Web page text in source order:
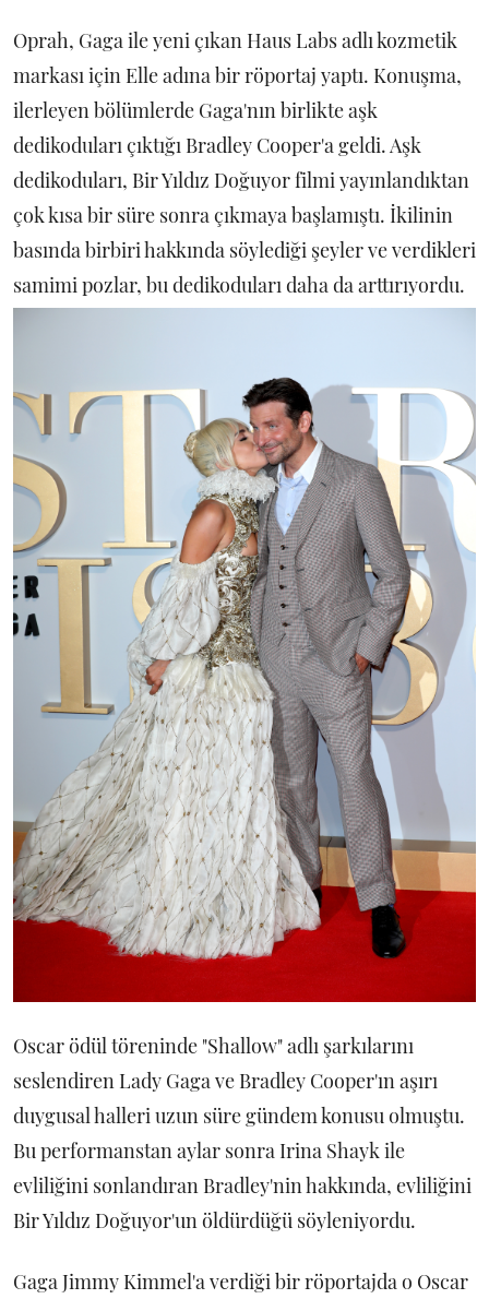
Oprah, Gaga ile yeni çıkan Haus Labs adlı kozmetik
markası için Elle adına bir röportaj yaptı. Konuşma,
ilerleyen bölümlerde Gaga'nın birlikte aşk
dedikoduları çıktığı Bradley Cooper'a geldi. Aşk
dedikoduları, Bir Yıldız Doğuyor filmi yayınlandıktan
çok kısa bir süre sonra çıkmaya başlamıştı. İkilinin
basında birbiri hakkında söylediği şeyler ve verdikleri
samimi pozlar, bu dedikoduları daha da arttırıyordu.
Oscar ödül töreninde "Shallow" adlı şarkılarını
seslendiren Lady Gaga ve Bradley Cooper'ın aşırı
duygusal halleri uzun süre gündem konusu olmuştu.
Bu performanstan aylar sonra Irina Shayk ile
evliliğini sonlandıran Bradley'nin hakkında, evliliğini
Bir Yıldız Doğuyor'un öldürdüğü söyleniyordu.
Gaga Jimmy Kimmel'a verdiği bir röportajda o Oscar